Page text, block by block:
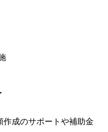
成のサポートや補助金